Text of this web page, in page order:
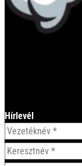
Hírlevél